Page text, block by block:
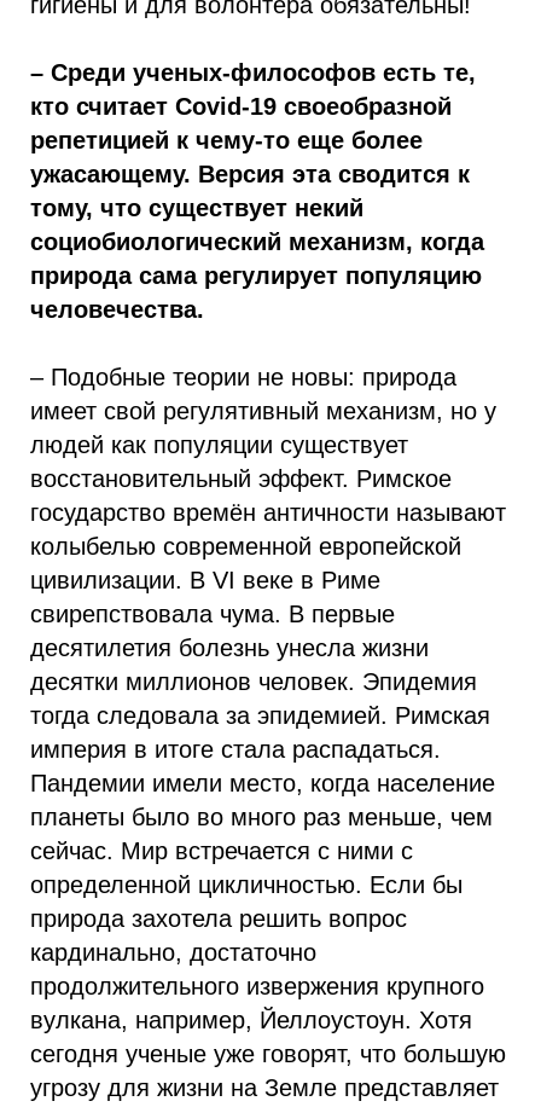
гигиены и для волонтера обязательны!
– Среди ученых-философов есть те,
кто считает Covid-19 cвоеобразной
репетицией к чему-то еще более
ужасающему. Версия эта сводится к
тому, что существует некий
социобиологический механизм, когда
природа сама регулирует популяцию
человечества.
– Подобные теории не новы: природа
имеет свой регулятивный механизм, но у
людей как популяции существует
восстановительный эффект. Римское
государство времён античности называют
колыбелью современной европейской
цивилизации. В VI веке в Риме
свирепствовала чума. В первые
десятилетия болезнь унесла жизни
десятки миллионов человек. Эпидемия
тогда следовала за эпидемией. Римская
империя в итоге стала распадаться.
Пандемии имели место, когда население
планеты было во много раз меньше, чем
сейчас. Мир встречается с ними с
определенной цикличностью. Если бы
природа захотела решить вопрос
кардинально, достаточно
продолжительного извержения крупного
вулкана, например, Йеллоустоун. Хотя
сегодня ученые уже говорят, что большую
угрозу для жизни на Земле представляет